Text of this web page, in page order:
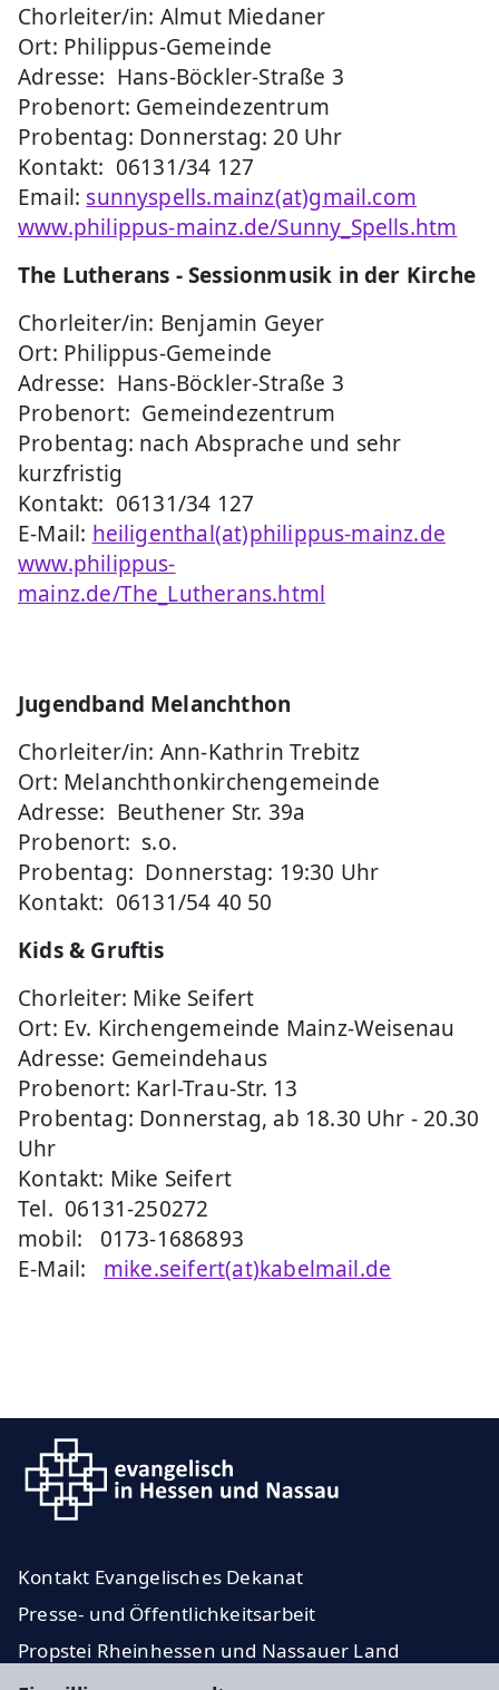
Chorleiter/in: Almut Miedaner
Ort: Philippus-Gemeinde
Adresse: Hans-Böckler-Straße 3
Probenort: Gemeindezentrum
Probentag: Donnerstag: 20 Uhr
Kontakt: 06131/34 127
Email: sunnyspells.mainz(at)gmail.com
www.philippus-mainz.de/Sunny_Spells.htm
The Lutherans - Sessionmusik in der Kirche
Chorleiter/in: Benjamin Geyer
Ort: Philippus-Gemeinde
Adresse: Hans-Böckler-Straße 3
Probenort: Gemeindezentrum
Probentag: nach Absprache und sehr
kurzfristig
Kontakt: 06131/34 127
E-Mail: heiligenthal(at)philippus-mainz.de
www.philippus-
mainz.de/The_Lutherans.html
Jugendband Melanchthon
Chorleiter/in: Ann-Kathrin Trebitz
Ort: Melanchthonkirchengemeinde
Adresse: Beuthener Str. 39a
Probenort: s.o.
Probentag: Donnerstag: 19:30 Uhr
Kontakt: 06131/54 40 50
Kids & Gruftis
Chorleiter: Mike Seifert
Ort: Ev. Kirchengemeinde Mainz-Weisenau
Adresse: Gemeindehaus
Probenort: Karl-Trau-Str. 13
Probentag: Donnerstag, ab 18.30 Uhr - 20.30
Uhr
Kontakt: Mike Seifert
Tel. 06131-250272
mobil: 0173-1686893
E-Mail: mike.seifert(at)kabelmail.de
Kontakt Evangelisches Dekanat
Presse- und Öffentlichkeitsarbeit
Propstei Rheinhessen und Nassauer Land